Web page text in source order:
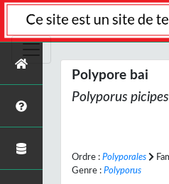
Polypore bai
Polyporus picipes
Ordre : Polyporales
Genre : Polyporus